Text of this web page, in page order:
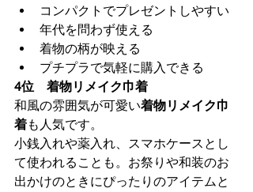
コンパクトでプレゼントしやすい
年代を問わず使える
着物の柄が映える
プチプラで気軽に購入できる
4位　着物リメイク巾着
和風の雰囲気が可愛い着物リメイク巾
着も人気です。
小銭入れや薬入れ、スマホケースとし
て使われることも。お祭りや和装のお
出かけのときにぴったりのアイテムと